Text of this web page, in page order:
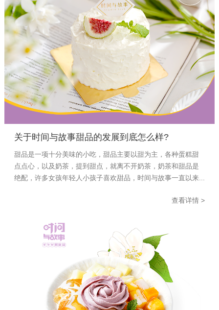
关于时间与故事甜品的发展到底怎么样?
甜品是一项十分美味的小吃，甜品主要以甜为主，各种蛋糕甜
点点心，以及奶茶，提到甜点，就离不开奶茶，奶茶和甜品是
绝配，许多女孩年轻人小孩子喜欢甜品，时间与故事一直以来...
查看详情 >